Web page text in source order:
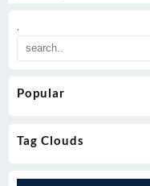
.
Popular
Tag Clouds